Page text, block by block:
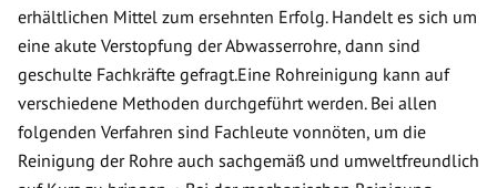
erhältlichen Mittel zum ersehnten Erfolg. Handelt es sich um
eine akute Verstopfung der Abwasserrohre, dann sind
geschulte Fachkräfte gefragt.Eine Rohreinigung kann auf
verschiedene Methoden durchgeführt werden. Bei allen
folgenden Verfahren sind Fachleute vonnöten, um die
Reinigung der Rohre auch sachgemäß und umweltfreundlich